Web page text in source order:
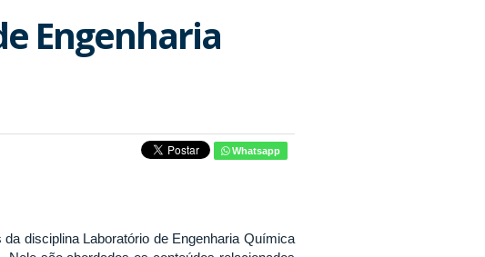
Engenharia
Whatsapp
disciplina Laboratório de Engenharia Química